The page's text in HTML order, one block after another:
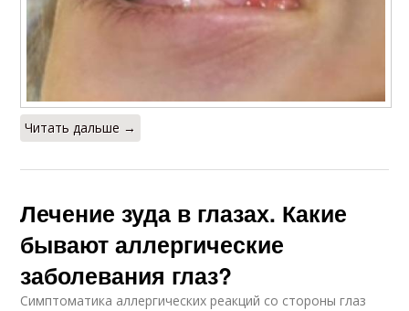
Читать дальше →
Лечение зуда в глазах. Какие
бывают аллергические
заболевания глаз?
Симптоматика аллергических реакций со стороны глаз